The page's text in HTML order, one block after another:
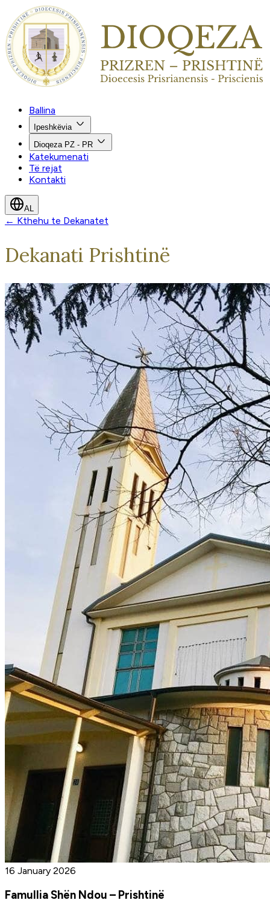
Ballina
Ipeshkëvia
Dioqeza PZ - PR
Katekumenati
Të rejat
Kontakti
AL
← Kthehu te Dekanatet
Dekanati Prishtinë
16 January 2026
Famullia Shën Ndou – Prishtinë